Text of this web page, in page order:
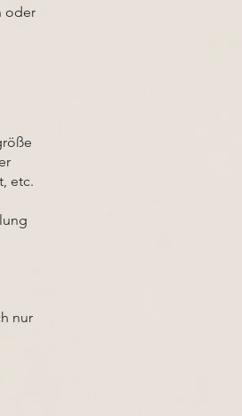
oder
etc.
nur